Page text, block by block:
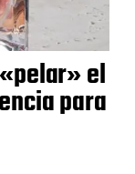
el
para